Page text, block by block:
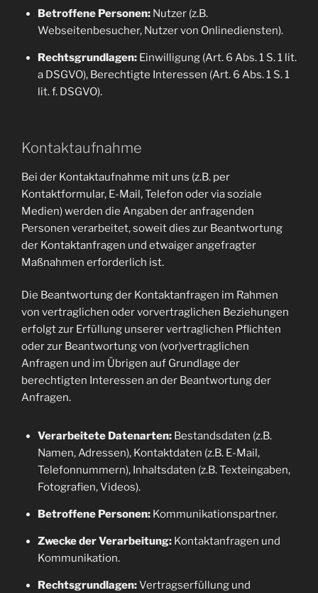
Betroffene Personen:Nutzer (z.B.
Webseitenbesucher, Nutzer von Onlinediensten).
Rechtsgrundlagen:Einwilligung (Art. 6 Abs. 1 S. 1 lit.
a DSGVO), Berechtigte Interessen (Art. 6 Abs. 1 S. 1
lit. f. DSGVO).
Kontaktaufnahme
Bei der Kontaktaufnahme mit uns (z.B. per
Kontaktformular, E-Mail, Telefon oder via soziale
Medien) werden die Angaben der anfragenden
Personen verarbeitet, soweit dies zur Beantwortung
der Kontaktanfragen und etwaiger angefragter
Maßnahmen erforderlich ist.
Die Beantwortung der Kontaktanfragen im Rahmen
von vertraglichen oder vorvertraglichen Beziehungen
erfolgt zur Erfüllung unserer vertraglichen Pflichten
oder zur Beantwortung von (vor)vertraglichen
Anfragen und im Übrigen auf Grundlage der
berechtigten Interessen an der Beantwortung der
Anfragen.
Verarbeitete Datenarten:Bestandsdaten (z.B.
Namen, Adressen), Kontaktdaten (z.B. E-Mail,
Telefonnummern), Inhaltsdaten (z.B. Texteingaben,
Fotografien, Videos).
Betroffene Personen:Kommunikationspartner.
Zwecke der Verarbeitung:Kontaktanfragen und
Kommunikation.
Rechtsgrundlagen:Vertragserfüllung und